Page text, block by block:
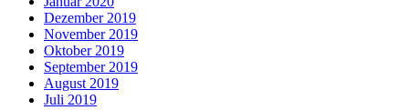
Dezember 2019
November 2019
Oktober 2019
September 2019
August 2019
Juli 2019